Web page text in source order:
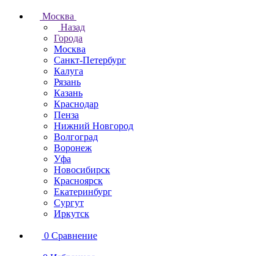
Москва
Назад
Города
Москва
Санкт-Петербург
Калуга
Рязань
Казань
Краснодар
Пенза
Нижний Новгород
Волгоград
Воронеж
Уфа
Новосибирск
Красноярск
Екатеринбург
Сургут
Иркутск
0 Сравнение